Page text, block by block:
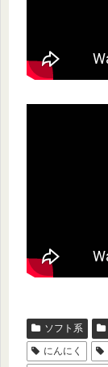
ソフト系
にんにく